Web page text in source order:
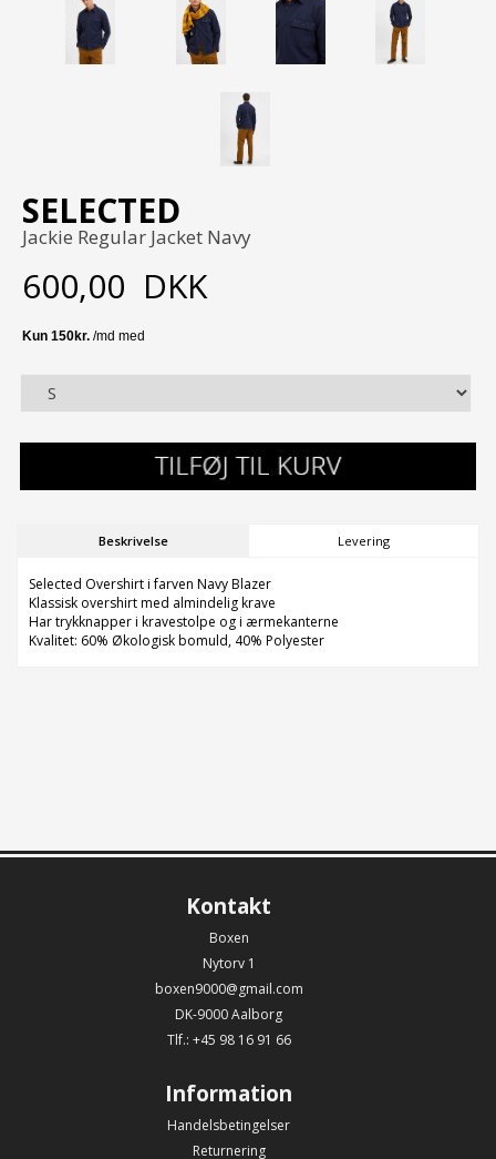
SELECTED
Jackie Regular Jacket Navy
600,00 DKK
Beskrivelse Levering
Selected Overshirt i farven Navy Blazer
Klassisk overshirt med almindelig krave
Har trykknapper i kravestolpe og i ærmekanterne
Kvalitet: 60% Økologisk bomuld, 40% Polyester
Kontakt
Boxen
Nytorv 1
boxen9000@gmail.com
DK-9000 Aalborg
Tlf.: +45 98 16 91 66
Information
Handelsbetingelser
Returnering